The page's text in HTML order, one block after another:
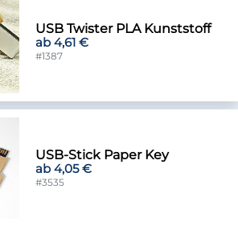
USB Twister PLA Kunststoff
ab 4,61 €
#1387
USB-Stick Paper Key
ab 4,05 €
#3535